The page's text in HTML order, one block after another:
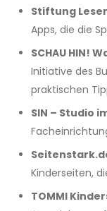
Stiftung
Apps, die die
SCHAU HIN!
Initiative des
praktischen
SIN – Studio
Kinderseiten,
TOMMI